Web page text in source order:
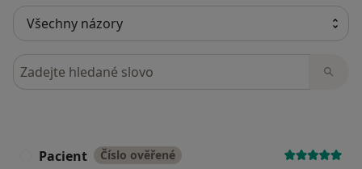
Hledejte v názorech
Pacient Číslo ověřené